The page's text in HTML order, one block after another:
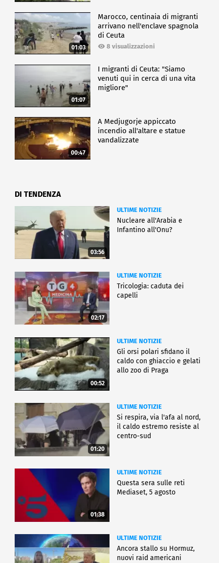
01:03
Marocco, centinaia di migranti
arrivano nell'enclave spagnola
di Ceuta
8 visualizzazioni
01:07
I migranti di Ceuta: "Siamo
venuti qui in cerca di una vita
migliore"
00:47
A Medjugorje appiccato
incendio all'altare e statue
vandalizzate
DI TENDENZA
03:56
ULTIME NOTIZIE
Nucleare all'Arabia e
Infantino all'Onu?
02:17
ULTIME NOTIZIE
Tricologia: caduta dei
capelli
00:52
ULTIME NOTIZIE
Gli orsi polari sfidano il
caldo con ghiaccio e gelati
allo zoo di Praga
01:20
ULTIME NOTIZIE
Si respira, via l'afa al nord,
il caldo estremo resiste al
centro-sud
01:38
ULTIME NOTIZIE
Questa sera sulle reti
Mediaset, 5 agosto
ULTIME NOTIZIE
Ancora stallo su Hormuz,
nuovi raid americani